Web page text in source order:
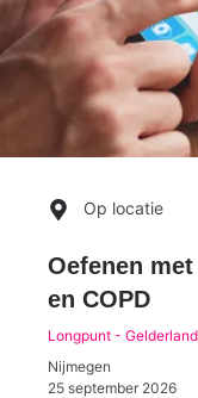
Op locatie
Oefenen
en COPD
Longpunt - Gelderland
Nijmegen
25 september 2026